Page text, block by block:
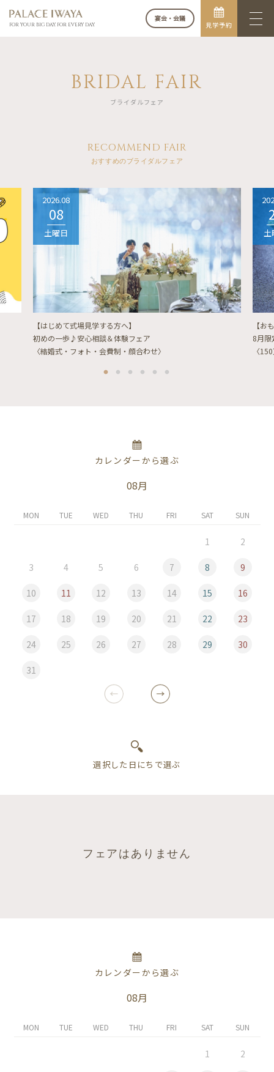
FOR YOUR BIG DAY. FOR EVERY DAY.
宴会・会議
見学予約
BRIDAL FAIR
ブライダルフェア
RECOMMEND FAIR
おすすめのブライダルフェア
2026.08
08
土曜日
【はじめて式場見学する方へ】
初めの一歩♪安心相談＆体験フェア
〈結婚式・フォト・会費制・顔合わせ〉
土
【お
8月限
〈
カレンダーから選ぶ
08月
MON TUE WED THU FRI SAT SUN
1 2
3 4 5 6 7 8 9
10 11 12 13 14 15 16
17 18 19 20 21 22 23
24 25 26 27 28 29 30
31
フェアはありません
カレンダーから選ぶ
08月
MON TUE WED THU FRI SAT SUN
1 2